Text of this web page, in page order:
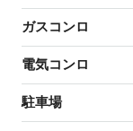
ガスコンロ
電気コンロ
駐車場